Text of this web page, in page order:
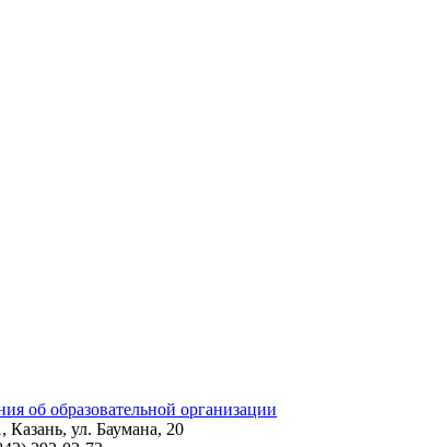
об образовательной организации
Казань, ул. Баумана, 20